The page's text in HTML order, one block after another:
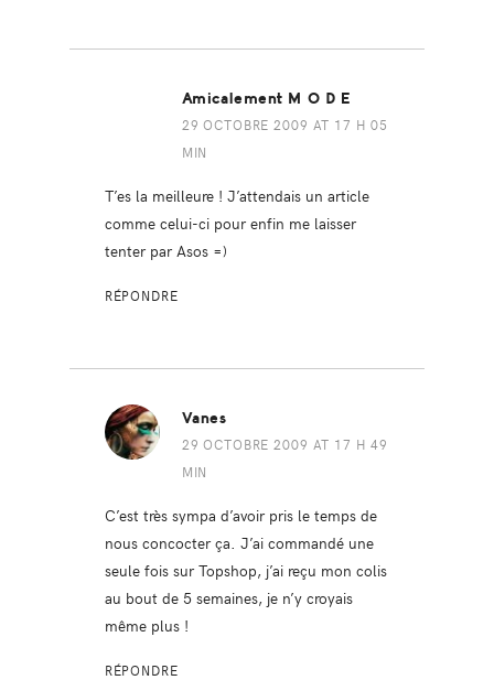
Amicalement M O D E
29 OCTOBRE 2009 AT 17 H 05
MIN
T’es la meilleure ! J’attendais un article
comme celui-ci pour enfin me laisser
tenter par Asos =)
RÉPONDRE
Vanes
29 OCTOBRE 2009 AT 17 H 49
MIN
C’est très sympa d’avoir pris le temps de
nous concocter ça. J’ai commandé une
seule fois sur Topshop, j’ai reçu mon colis
au bout de 5 semaines, je n’y croyais
même plus !
RÉPONDRE